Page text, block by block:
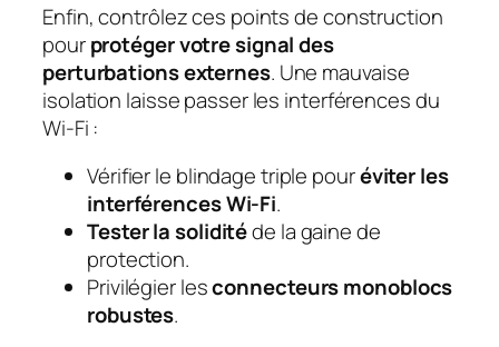
Enfin, contrôlez ces points de construction
pourprotéger votre signal des
perturbations externes. Une mauvaise
isolation laisse passer les interférences du
Wi-Fi :
Vérifier le blindage triple pouréviter les
interférences Wi-Fi.
Tester la soliditéde la gaine de
protection.
Privilégier lesconnecteurs monoblocs
robustes.